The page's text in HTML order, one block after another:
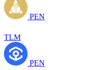
PEN
TLM
PEN